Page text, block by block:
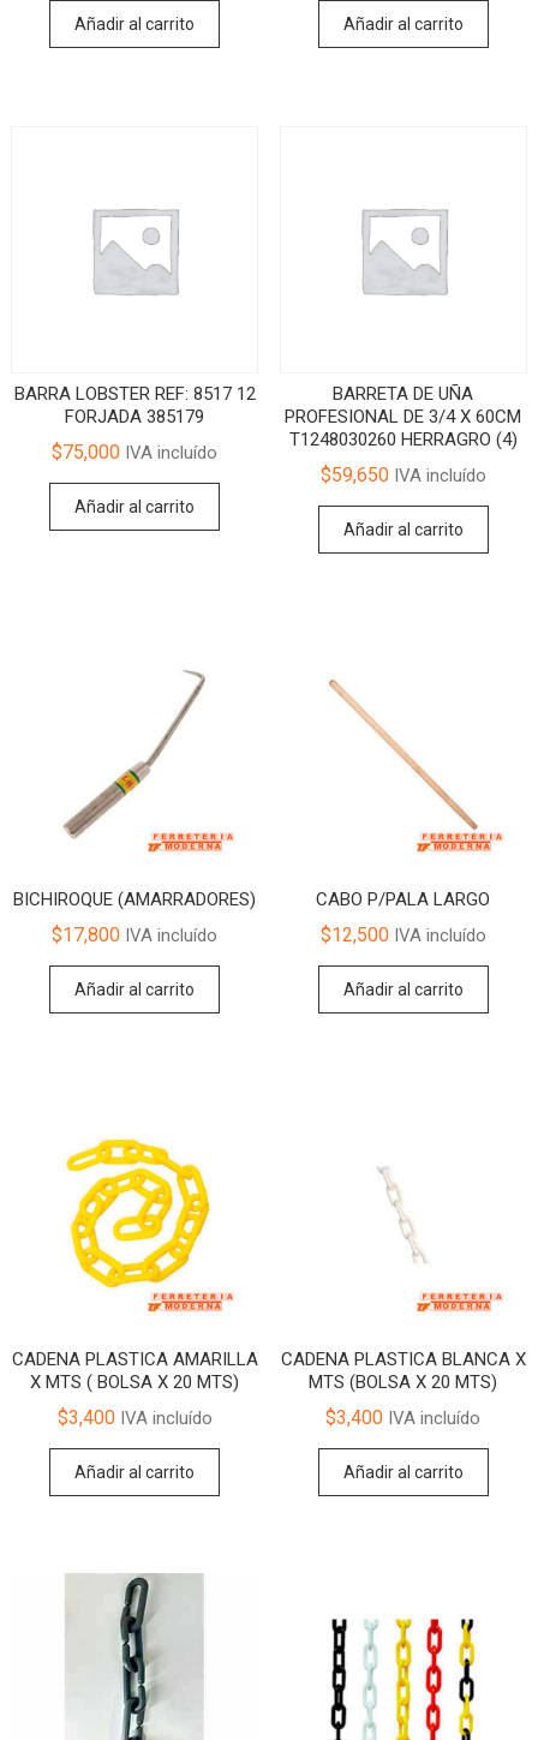
Añadir al carrito Añadir al carrito
BARRA LOBSTER REF: 8517 12
FORJADA 385179
$75,000 IVA incluído
Añadir al carrito
BARRETA DE UÑA
PROFESIONAL DE 3/4 X 60CM
T1248030260 HERRAGRO (4)
$59,650IVA incluído
Añadir al carrito
BICHIROQUE (AMARRADORES)
$17,800 IVA incluído
Añadir al carrito
CABO P/PALA LARGO
$12,500IVA incluído
Añadir al carrito
CADENA PLASTICA AMARILLA
X MTS ( BOLSA X 20 MTS)
$3,400IVA incluído
Añadir al carrito
CADENA PLASTICA BLANCA X
MTS (BOLSA X 20 MTS)
$3,400 IVA incluído
Añadir al carrito